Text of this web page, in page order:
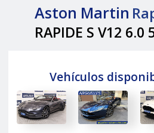
Aston Martin
RAPIDE S V12 6.0
Vehículos